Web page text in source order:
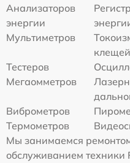
Анализаторов
энергии
Мультиметров
клещей
Тестеров
Мегаомметров
Виброметров
Термометров
Мы занимаемся
обслуживанием техники